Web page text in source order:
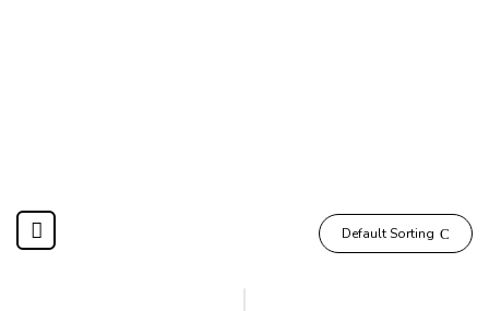
Default Sorting